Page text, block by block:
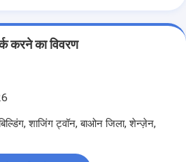
करने का विवरण
शाजिंग ट्वॉन, बाओन जिला, शेन्ज़ेन,